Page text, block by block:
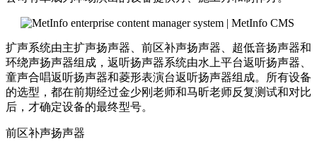
扩声系统由主扩声扬声器、前区补声扬声器、超低音扬声器和
环绕声扬声器组成，返听扬声器系统由水上平台返听扬声器、
童声合唱返听扬声器和菱形表演台返听扬声器组成。所有设备
的选型，都在前期经过金少刚老师和马昕老师反复测试和对比
后，才确定设备的最终型号。
前区补声扬声器